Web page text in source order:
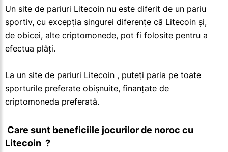
Un site de pariuri Litecoin nu este diferit de un pariu
sportiv, cu excepția singurei diferențe că Litecoin și,
de obicei, alte criptomonede, pot fi folosite pentru a
efectua plăți.
La un site de pariuri Litecoin , puteți paria pe toate
sporturile preferate obișnuite, finanțate de
criptomoneda preferată.
Litecoin  ?